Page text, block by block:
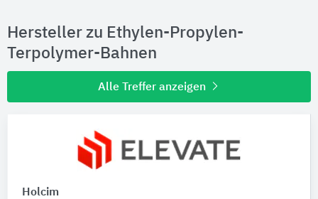
Hersteller zu Ethylen-Propylen-
Terpolymer-Bahnen
Alle Treffer anzeigen
Holcim